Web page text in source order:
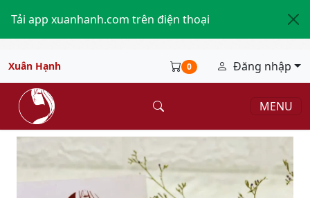
Tải app xuanhanh.com trên điện thoại
Xuân Hạnh 0 Đăng nhập
MENU